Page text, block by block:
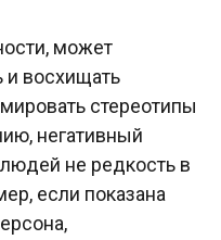
может
и восхищать
стереотипы
негативный
не редкость в
если показана